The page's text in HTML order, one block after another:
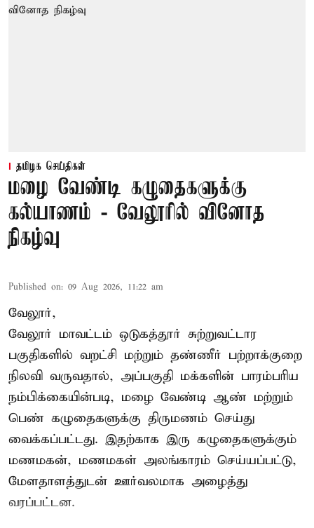
தமிழக செய்திகள்
மழை வேண்டி கழுதைகளுக்கு
கல்யாணம் - வேலூரில் வினோத
நிகழ்வு
Published on: 09 Aug 2026, 11:22 am
வேலூர்,
வேலூர் மாவட்டம் ஒடுகத்தூர் சுற்றுவட்டார
பகுதிகளில் வறட்சி மற்றும் தண்ணீர் பற்றாக்குறை
நிலவி வருவதால், அப்பகுதி மக்களின் பாரம்பரிய
நம்பிக்கையின்படி, மழை வேண்டி ஆண் மற்றும்
பெண் கழுதைகளுக்கு திருமணம் செய்து
வைக்கப்பட்டது. இதற்காக இரு கழுதைகளுக்கும்
மணமகன், மணமகள் அலங்காரம் செய்யப்பட்டு,
மேளதாளத்துடன் ஊர்வலமாக அழைத்து
வரப்பட்டன.